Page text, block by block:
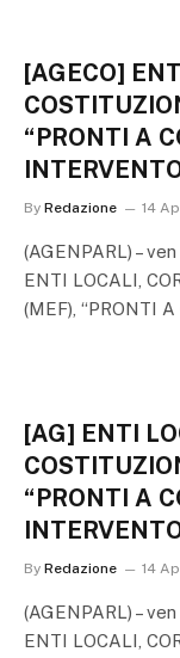
[AGECO]
“PRONTI A
By Redazione 14
(AGENPARL) –
ENTI LOCALI,
(MEF), “PRONTI
[AG] ENTI
“PRONTI A
By Redazione 14
(AGENPARL) –
ENTI LOCALI,